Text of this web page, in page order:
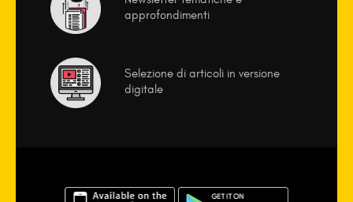
approfondimenti
Selezione di articoli in versione
digitale